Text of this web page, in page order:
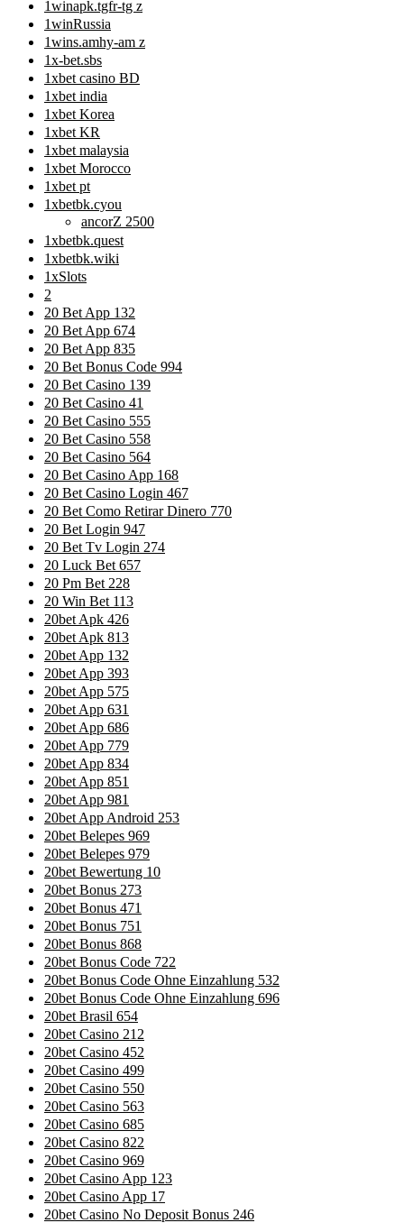
1winapk.tgfr-tg z
1winRussia
1wins.amhy-am z
1x-bet.sbs
1xbet casino BD
1xbet india
1xbet Korea
1xbet KR
1xbet malaysia
1xbet Morocco
1xbet pt
1xbetbk.cyou
ancorZ 2500
1xbetbk.quest
1xbetbk.wiki
1xSlots
2
20 Bet App 132
20 Bet App 674
20 Bet App 835
20 Bet Bonus Code 994
20 Bet Casino 139
20 Bet Casino 41
20 Bet Casino 555
20 Bet Casino 558
20 Bet Casino 564
20 Bet Casino App 168
20 Bet Casino Login 467
20 Bet Como Retirar Dinero 770
20 Bet Login 947
20 Bet Tv Login 274
20 Luck Bet 657
20 Pm Bet 228
20 Win Bet 113
20bet Apk 426
20bet Apk 813
20bet App 132
20bet App 393
20bet App 575
20bet App 631
20bet App 686
20bet App 779
20bet App 834
20bet App 851
20bet App 981
20bet App Android 253
20bet Belepes 969
20bet Belepes 979
20bet Bewertung 10
20bet Bonus 273
20bet Bonus 471
20bet Bonus 751
20bet Bonus 868
20bet Bonus Code 722
20bet Bonus Code Ohne Einzahlung 532
20bet Bonus Code Ohne Einzahlung 696
20bet Brasil 654
20bet Casino 212
20bet Casino 452
20bet Casino 499
20bet Casino 550
20bet Casino 563
20bet Casino 685
20bet Casino 822
20bet Casino 969
20bet Casino App 123
20bet Casino App 17
20bet Casino No Deposit Bonus 246